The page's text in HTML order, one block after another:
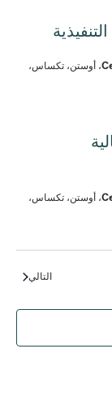
1111 East Cesar Chavez Street، أوستن، تكساس،
1111 East Cesar Chavez Street، أوستن، تكساس،
التالي